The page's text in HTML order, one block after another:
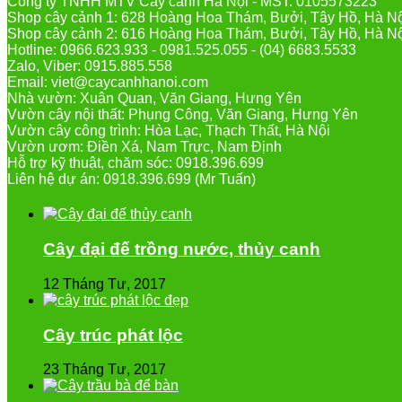
Shop cây cảnh 1: 628 Hoàng Hoa Thám, Bưởi, Tây Hồ, Hà
Shop cây cảnh 2: 616 Hoàng Hoa Thám, Bưởi, Tây Hồ, Hà
Hotline: 0966.623.933 - 0981.525.055 - (04) 6683.5533
Zalo, Viber: 0915.885.558
Email: viet@caycanhhanoi.com
Nhà vườn: Xuân Quan, Văn Giang, Hưng Yên
Vườn cây nội thất: Phụng Công, Văn Giang, Hưng Yên
Vườn cây công trình: Hòa Lạc, Thạch Thất, Hà Nội
Vườn ươm: Điền Xá, Nam Trực, Nam Định
Hỗ trợ kỹ thuật, chăm sóc: 0918.396.699
Liên hệ dự án: 0918.396.699 (Mr Tuấn)
Cây đại đế trồng nước, thủy canh
12 Tháng Tư, 2017
Cây trúc phát lộc
23 Tháng Tư, 2017